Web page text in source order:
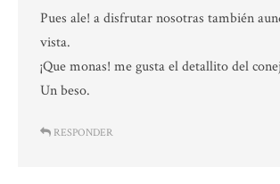
Pues ale! a disfrutar nosotras también
vista.
¡Que monas! me gusta el detallito del
Un beso.
RESPONDER